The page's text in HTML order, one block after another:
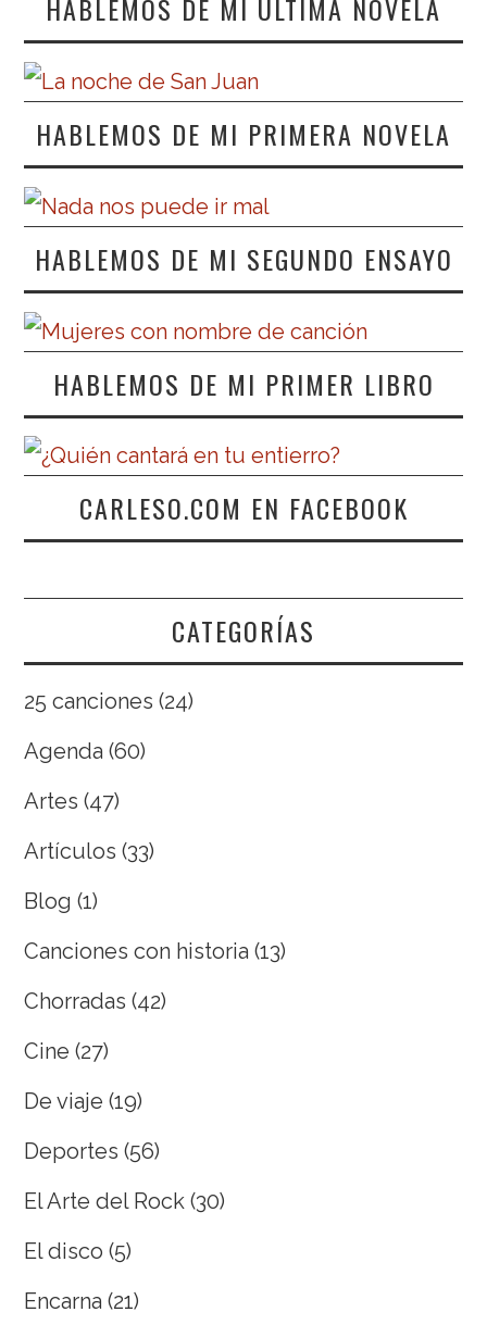
HABLEMOS DE MI ÚLTIMA NOVELA
HABLEMOS DE MI PRIMERA NOVELA
HABLEMOS DE MI SEGUNDO ENSAYO
HABLEMOS DE MI PRIMER LIBRO
CARLESO.COM EN FACEBOOK
CATEGORÍAS
25 canciones (24)
Agenda (60)
Artes (47)
Artículos (33)
Blog (1)
Canciones con historia (13)
Chorradas (42)
Cine (27)
De viaje (19)
Deportes (56)
El Arte del Rock (30)
El disco (5)
Encarna (21)